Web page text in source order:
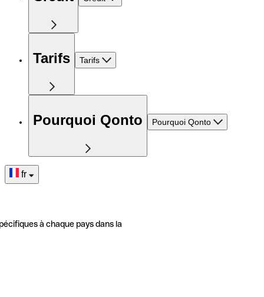
Tarifs Tarifs
Pourquoi Qonto Pourquoi Qonto
fr
à chaque pays dans la